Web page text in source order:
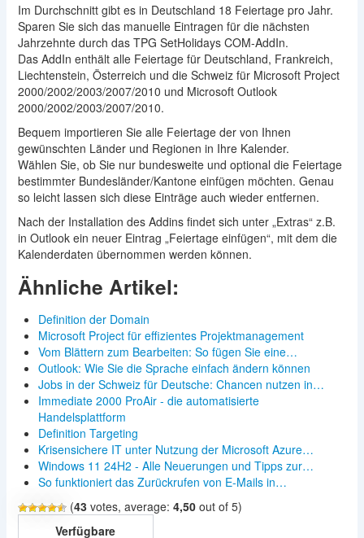
Im Durchschnitt gibt es in Deutschland 18 Feiertage pro Jahr.
Sparen Sie sich das manuelle Eintragen für die nächsten
Jahrzehnte durch das TPG SetHolidays COM-AddIn.
Das AddIn enthält alle Feiertage für Deutschland, Frankreich,
Liechtenstein, Österreich und die Schweiz für Microsoft Project
2000/2002/2003/2007/2010 und Microsoft Outlook
2000/2002/2003/2007/2010.
Bequem importieren Sie alle Feiertage der von Ihnen
gewünschten Länder und Regionen in Ihre Kalender.
Wählen Sie, ob Sie nur bundesweite und optional die Feiertage
bestimmter Bundesländer/Kantone einfügen möchten. Genau
so leicht lassen sich diese Einträge auch wieder entfernen.
Nach der Installation des Addins findet sich unter „Extras“ z.B.
in Outlook ein neuer Eintrag „Feiertage einfügen“, mit dem die
Kalenderdaten übernommen werden können.
Ähnliche Artikel:
Definition der Domain
Microsoft Project für effizientes Projektmanagement
Vom Blättern zum Bearbeiten: So fügen Sie eine…
Outlook: Wie Sie die Sprache einfach ändern können
Jobs in der Schweiz für Deutsche: Chancen nutzen in…
Immediate 2000 ProAir - die automatisierte
Handelsplattform
Definition Targeting
Krisensichere IT unter Nutzung der Microsoft Azure…
Windows 11 24H2 - Alle Neuerungen und Tipps zur…
So funktioniert das Zurückrufen von E‑Mails in…
(43votes, average: 4,50out of 5)
Verfügbare